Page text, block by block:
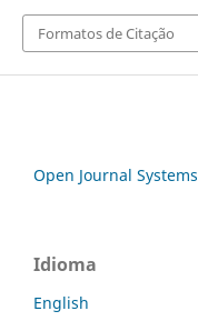
Formatos de Citação
Open Journal Systems
Idioma
English